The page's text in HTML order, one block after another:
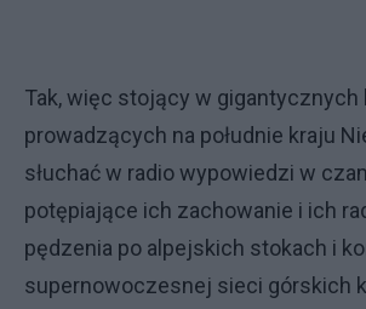
Tak, więc stojący w gigantycznych
prowadzących na południe kraju
słuchać w radio wypowiedzi w
potępiające ich zachowanie i ich
pędzenia po alpejskich stokach i
supernowoczesnej sieci górskich